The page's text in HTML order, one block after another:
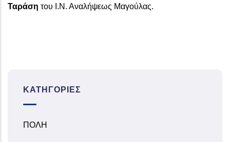
Ταράση του Ι.Ν. Αναλήψεως Μαγούλας.
ΚΑΤΗΓΟΡΊΕΣ
ΠΟΛΗ